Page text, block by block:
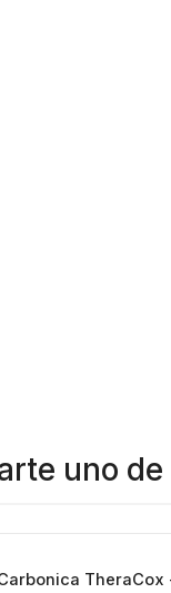
uno de
TheraCox